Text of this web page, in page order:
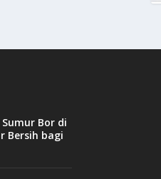
Bor di
Bersih bagi